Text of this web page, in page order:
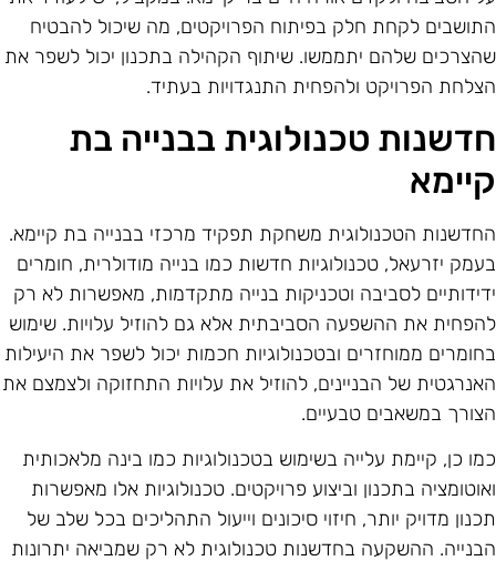
לקחת חלק בפיתוח הפרויקטים, מה שיכול להבטיח
שלהם יתממשו. שיתוף הקהילה בתכנון יכול לשפר את
הפרויקט ולהפחית התנגדויות בעתיד.
טכנולוגית בבנייה בת
הטכנולוגית משחקת תפקיד מרכזי בבנייה בת קיימא.
יזרעאל, טכנולוגיות חדשות כמו בנייה מודולרית, חומרים
לסביבה וטכניקות בנייה מתקדמות, מאפשרות לא רק
את ההשפעה הסביבתית אלא גם להוזיל עלויות. שימוש
ממוחזרים ובטכנולוגיות חכמות יכול לשפר את היעילות
של הבניינים, להוזיל את עלויות התחזוקה ולצמצם את
במשאבים טבעיים.
כן, קיימת עלייה בשימוש בטכנולוגיות כמו בינה מלאכותית
בתכנון וביצוע פרויקטים. טכנולוגיות אלו מאפשרות
מדויק יותר, חיזוי סיכונים וייעול התהליכים בכל שלב של
ההשקעה בחדשנות טכנולוגית לא רק שמביאה יתרונות